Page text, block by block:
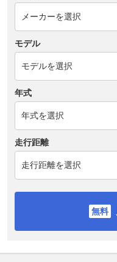
モデル
年式
走行距離